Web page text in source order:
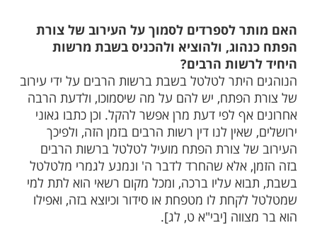
מה זה ''עירוב'' בשבת והאם ניתן לסמוך עליו?
עוד תוכן חדש ומפתיע! התחברו לכל
שלנו בתהילים בלחיצה כאן >>>​
לספרדים לסמוך על העירוב של צורת
ולהוציא ולהכניס בשבת מרשות
הרבים?